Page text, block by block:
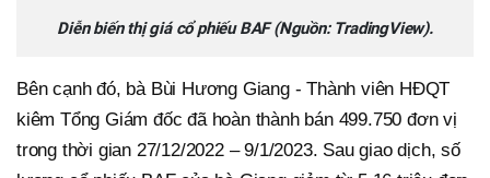
Diễn biến thị giá cổ phiếu BAF (Nguồn: TradingView).
Bên cạnh đó, bà Bùi Hương Giang - Thành viên HĐQT
kiêm Tổng Giám đốc đã hoàn thành bán 499.750 đơn vị
trong thời gian 27/12/2022 – 9/1/2023. Sau giao dịch, số